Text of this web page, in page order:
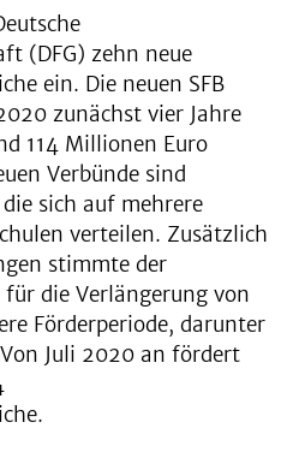
(DFG) zehn neue
ein. Die neuen SFB
zunächst vier Jahre
114 Millionen Euro
Verbünde sind
sich auf mehrere
verteilen. Zusätzlich
stimmte der
für die Verlängerung von
Förderperiode, darunter
Juli 2020 an fördert